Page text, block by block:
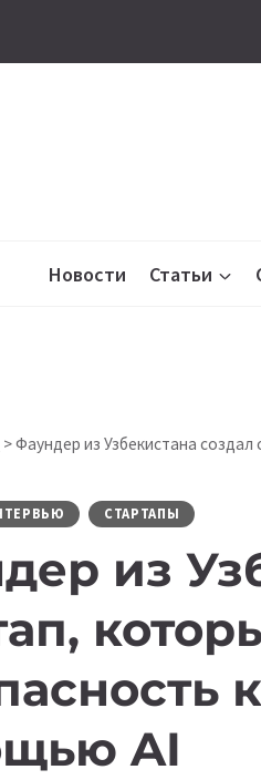
Новости Статьи
>Фаундер из Узбекистана
СТАРТАПЫ
из
AI